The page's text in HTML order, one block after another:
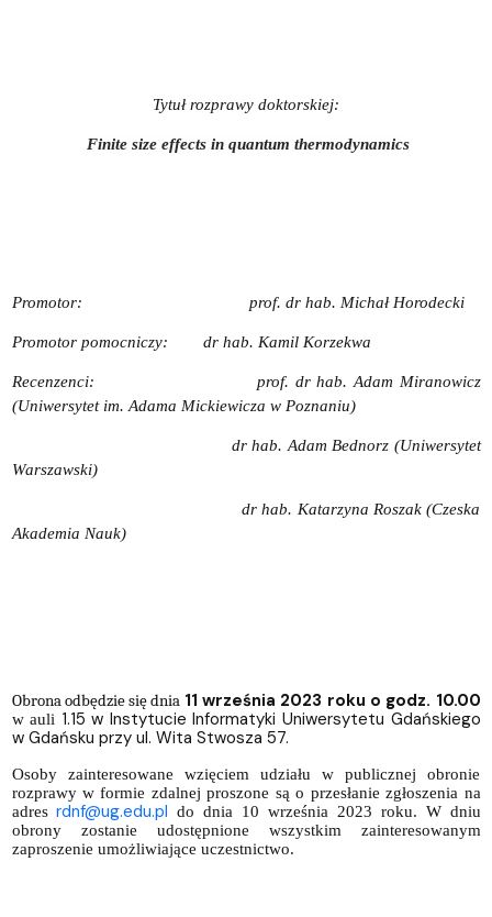
Tytuł rozprawy doktorskiej:
Finite size effects in quantum thermodynamics
Promotor: prof. dr hab. Michał Horodecki
Promotor pomocniczy: dr hab. Kamil Korzekwa
Recenzenci: prof. dr hab. Adam Miranowicz
(Uniwersytet im. Adama Mickiewicza w Poznaniu)
dr hab. Adam Bednorz (Uniwersytet
Warszawski)
dr hab. Katarzyna Roszak (Czeska
Akademia Nauk)
Obrona odbędzie się dnia 11 września 2023 roku o godz. 10.00
w auli 1.15 w Instytucie Informatyki Uniwersytetu Gdańskiego
w Gdańsku przy ul. Wita Stwosza 57.
Osoby zainteresowane wzięciem udziału w publicznej obronie
rozprawy w formie zdalnej proszone są o przesłanie zgłoszenia na
adresrdnf@ug.edu.pl do dnia 10 września 2023 roku. W dniu
obrony zostanie udostępnione wszystkim zainteresowanym
zaproszenie umożliwiające uczestnictwo.